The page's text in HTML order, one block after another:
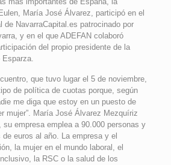
María José Álvarez, participó en el
de NavarraCapital.es patrocinado por
y en el que ADEFAN colaboró
del propio presidente de la
que tuvo lugar el 5 de noviembre,
de política de cuotas porque, según
me diga que estoy en un puesto de
mujer”. María José Álvarez Mezquíriz
empresa emplea a 90.000 personas y
euros al año. La empresa y el
la mujer en el mundo laboral, el
la RSC o la salud de los